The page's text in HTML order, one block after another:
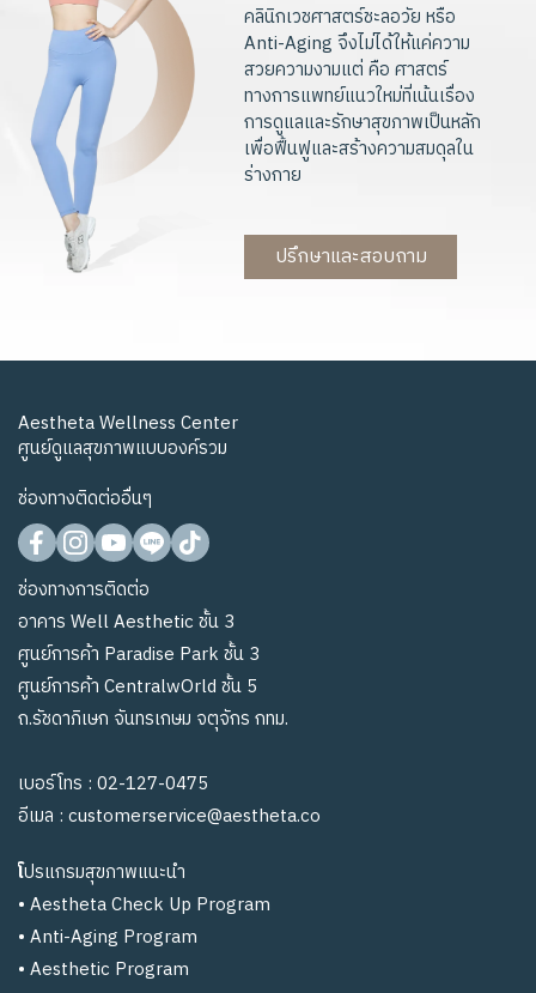
คลินิกเวชศาสตร์ชะลอวัย หรือ
Anti-Aging จึงไม่ได้ให้แค่ความ
สวยความงามแต่ คือ ศาสตร์
ทางการแพทย์แนวใหม่ที่เน้นเรื่อง
การดูแลและรักษาสุขภาพเป็นหลัก
เพื่อฟื้นฟูและสร้างความสมดุลใน
ร่างกาย
ปรึกษาและสอบถาม
Aestheta Wellness Center
ศูนย์ดูแลสุขภาพแบบองค์รวม
ช่องทางติดต่ออื่นๆ
ช่องทางการติดต่อ
อาคาร Well Aesthetic ชั้น 3
ศูนย์การค้า Paradise Park ชั้น 3
ศูนย์การค้า CentralwOrld ชั้น 5
ถ.รัชดาภิเษก จันทรเกษม จตุจักร กทม.
เบอร์โทร : 02-127-0475
อีเมล : customerservice@aestheta.co
โปรแกรมสุขภาพแนะนำ
• Aestheta Check Up Program
• Anti-Aging Program
• Aesthetic Program